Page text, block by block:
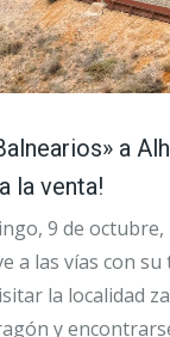
a
la venta!
9 de octubre,
a las vías con su
la localidad
y